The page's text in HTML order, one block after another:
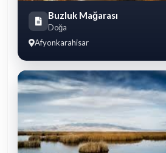
Buzluk Mağarası
Doğa
Afyonkarahisar